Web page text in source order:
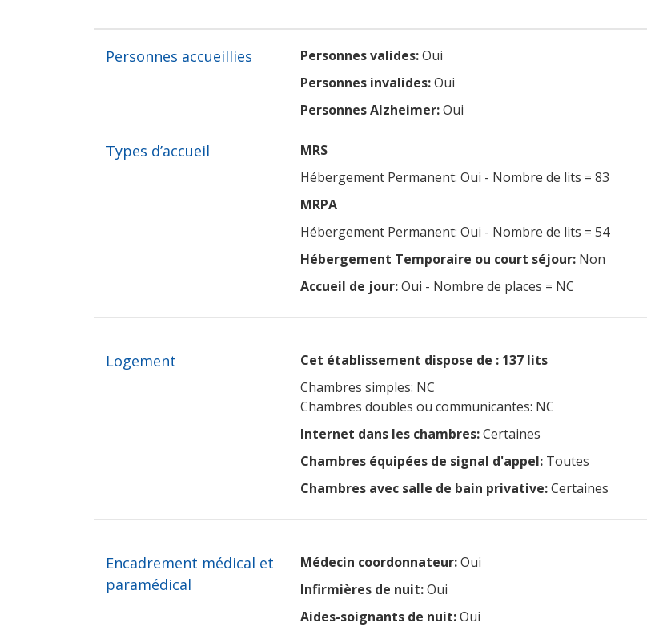
Personnes accueillies Personnes valides:Oui
Personnes invalides:Oui
Personnes Alzheimer:Oui
Types d’accueil
MRS
Hébergement Permanent: Oui - Nombre de lits = 83
MRPA
Hébergement Permanent: Oui - Nombre de lits = 54
Hébergement Temporaire ou court séjour: Non
Accueil de jour:Oui - Nombre de places = NC
Logement
Cet établissement dispose de : 137 lits
Chambres simples: NC
Chambres doubles ou communicantes: NC
Internet dans les chambres:Certaines
Chambres équipées de signal d'appel: Toutes
Chambres avec salle de bain privative:Certaines
Encadrement médical et
paramédical
Médecin coordonnateur:Oui
Infirmières de nuit:Oui
Aides-soignants de nuit:Oui